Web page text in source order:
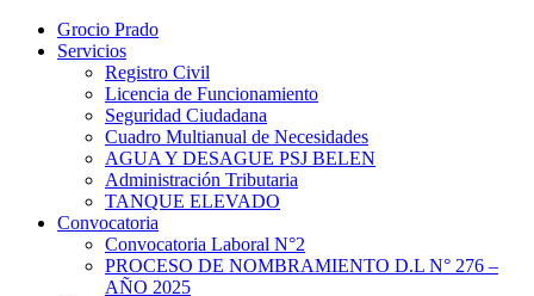
Grocio Prado
Servicios
Registro Civil
Licencia de Funcionamiento
Seguridad Ciudadana
Cuadro Multianual de Necesidades
AGUA Y DESAGUE PSJ BELEN
Administración Tributaria
TANQUE ELEVADO
Convocatoria
Convocatoria Laboral N°2
PROCESO DE NOMBRAMIENTO D.L N° 276 –
AÑO 2025